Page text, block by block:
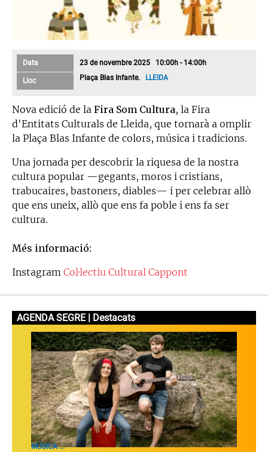
Data 23 de novembre 2025 10:00h - 14:00h
Lloc Plaça Blas Infante. LLEIDA
Nova edició de la Fira Som Cultura, la Fira
d'Entitats Culturals de Lleida, que tornarà a omplir
la Plaça Blas Infante de colors, música i tradicions.
Una jornada per descobrir la riquesa de la nostra
cultura popular —gegants, moros i cristians,
trabucaires, bastoners, diables— i per celebrar allò
que ens uneix, allò que ens fa poble i ens fa ser
cultura.
Més informació:
Instagram Col·lectiu Cultural Cappont
AGENDA SEGRE | Destacats
MÚSICA ...